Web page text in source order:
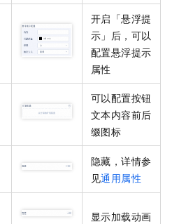
开启「悬浮提
示」后，可以
配置悬浮提示
属性
可以配置按钮
文本内容前后
缀图标
隐藏，详情参
见通用属性
显示加载动画